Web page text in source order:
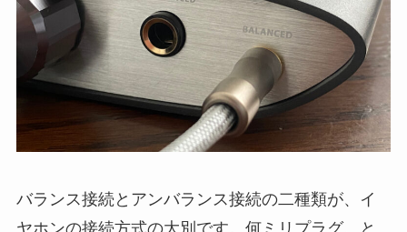
バランス接続とアンバランス接続の二種類が、イ